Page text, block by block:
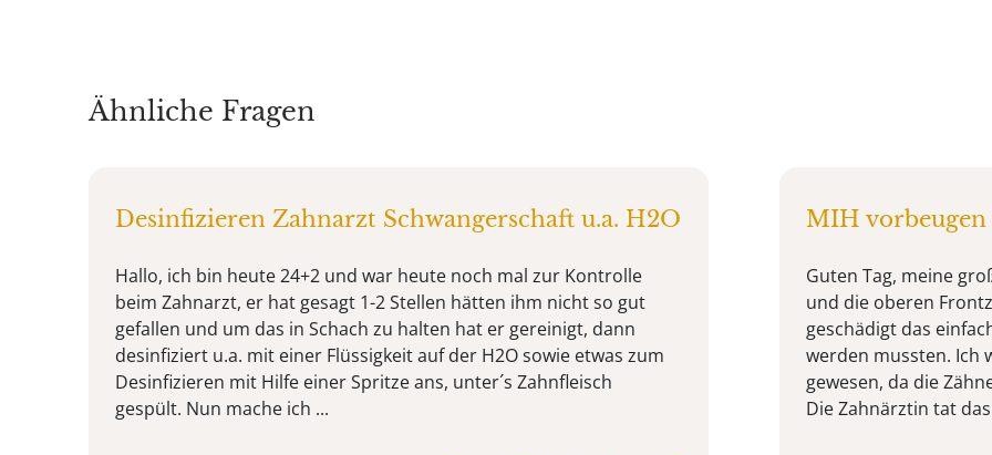
Ähnliche Fragen
Desinfizieren Zahnarzt Schwangerschaft u.a. H2O
Hallo, ich bin heute 24+2 und war heute noch mal zur Kontrolle
beim Zahnarzt, er hat gesagt 1-2 Stellen hätten ihm nicht so gut
gefallen und um das in Schach zu halten hat er gereinigt, dann
desinfiziert u.a. mit einer Flüssigkeit auf der H2O sowie etwas zum
Desinfizieren mit Hilfe einer Spritze ans, unter´s Zahnfleisch
gespült. Nun mache ich ...
MIH vorbeugen
Guten Tag, meine
und die oberen
geschädigt das
werden mussten. Ich
gewesen, da die
Die Zahnärztin tat